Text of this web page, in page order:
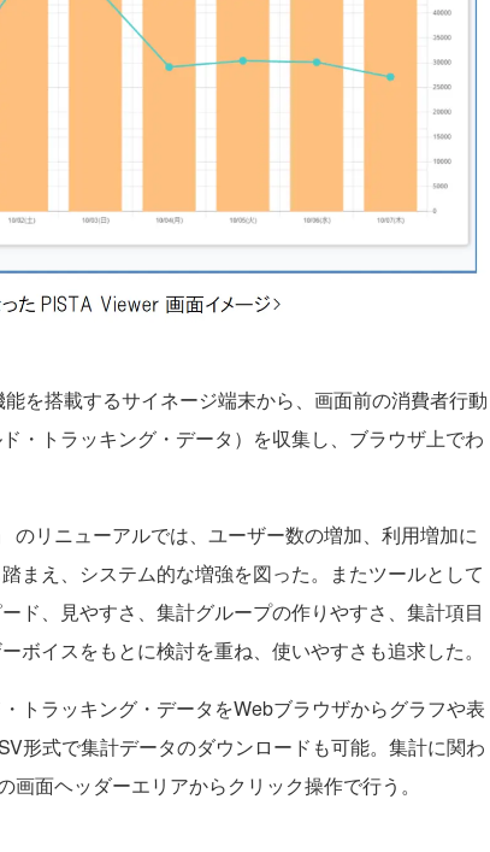
を搭載するサイネージ端末から、画面前の消費者行動
・トラッキング・データ）を収集し、ブラウザ上でわ
のリニューアルでは、ユーザー数の増加、利用増加に
まえ、システム的な増強を図った。またツールとして
ド、見やすさ、集計グループの作りやすさ、集計項目
ボイスをもとに検討を重ね、使いやすさも追求した。
トラッキング・データをWebブラウザからグラフや表
形式で集計データのダウンロードも可能。集計に関わ
画面ヘッダーエリアからクリック操作で行う。